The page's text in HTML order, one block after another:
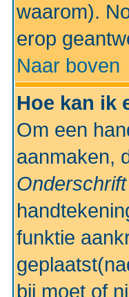
waarom).
erop
Naar boven
Hoe kan ik
Om een
aanmaken,
funktie
bij moet of